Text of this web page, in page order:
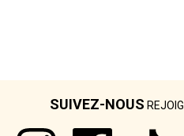
SUIVEZ-NOUS